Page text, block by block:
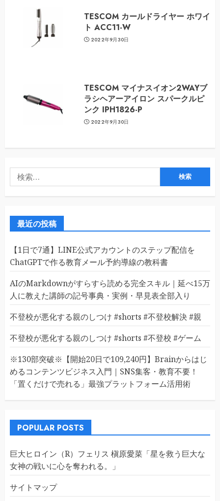
TESCOM カールドライヤー ホワイ
ト ACC11-W
2022年9月30日
TESCOM マイナスイオン2WAYブ
ラシヘアーアイロン スパークルピ
ンク IPH1826-P
2022年9月30日
索:
最近の投稿
【1日で7通】LINE公式アカウントのステップ配信を
ChatGPTで作る教育メール予約導線の教科書
AIのMarkdownがすらすら読める完全スキル｜延べ15万
人に教えた講師の記号事典・実例・早見表全部入り
不登校が悪化する親のしつけ #shorts #不登校解決 #親
不登校が悪化する親のしつけ #shorts #不登校 #ゲーム
※130部突破※【開始20日で109,240円】Brainからはじ
めるコンテンツビジネス入門｜SNS集客・教育不要！
「置くだけで売れる」最強プラットフォーム活用術
POPULAR POSTS
巨大ヒロイン（R）フェリス 槇原愛菜「星を救う巨大な
女神の戦いに心を奪われる。」
サイトマップ